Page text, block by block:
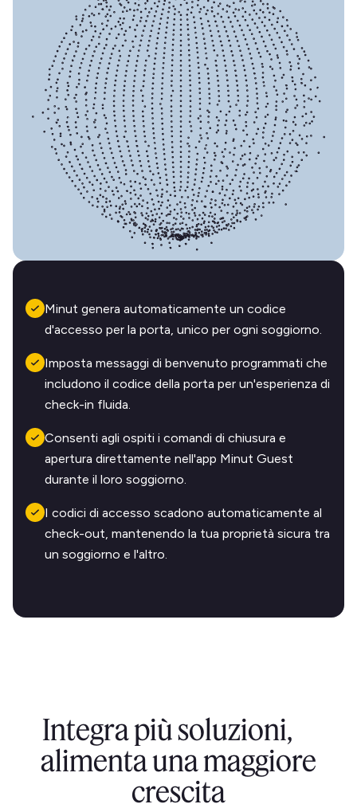
Minut genera automaticamente un codice
d'accesso per la porta, unico per ogni soggiorno.
Imposta messaggi di benvenuto programmati che
includono il codice della porta per un'esperienza di
check-in fluida.
Consenti agli ospiti i comandi di chiusura e
apertura direttamente nell'app Minut Guest
durante il loro soggiorno.
I codici di accesso scadono automaticamente al
check-out, mantenendo la tua proprietà sicura tra
un soggiorno e l'altro.
Integra più soluzioni,
alimenta una maggiore
crescita